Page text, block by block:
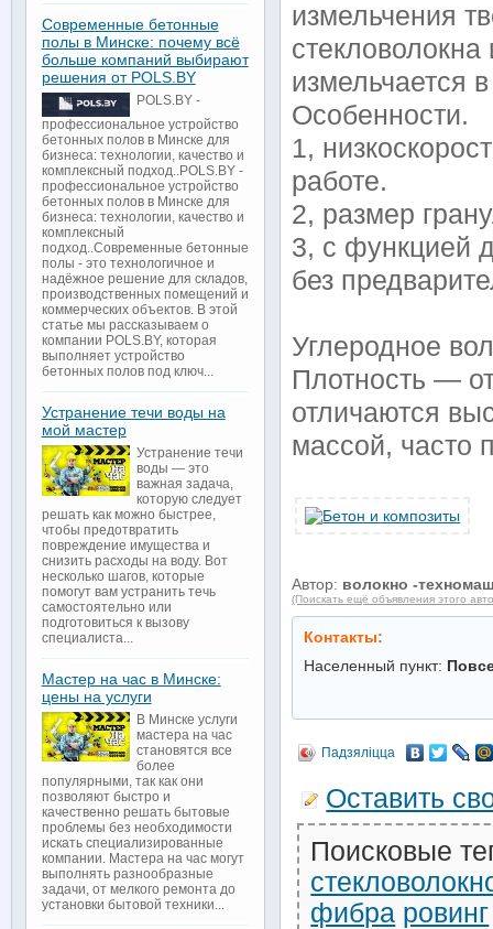
измель­чения
изме­льчается
Особенности.
1,
работе.
2, размер
3, с функцией
без
Углеродное
Плотность​ —
отлича­ются
массой, часто
Автор: волокно -
(Поискать ещё объявления этого
Контакты:
Населенный пункт:
Падзяліцца
Оставить
Поисковые
фибра ровинг
Современные бетонные
полы в Минске: почему всё
больше компаний выбирают
решения от POLS.BY
POLS.BY -
профессиональное устройство
бетонных полов в Минске для
бизнеса: технологии, качество и
комплексный подход..POLS.BY -
профессиональное устройство
бетонных полов в Минске для
бизнеса: технологии, качество и
комплексный
подход..Современные бетонные
полы - это технологичное и
надёжное решение для складов,
производственных помещений и
коммерческих объектов. В этой
статье мы рассказываем о
компании POLS.BY, которая
выполняет устройство
бетонных полов под ключ...
Устранение течи воды на
мой мастер
Устранение течи
воды — это
важная задача,
которую следует
решать как можно быстрее,
чтобы предотвратить
повреждение имущества и
снизить расходы на воду. Вот
несколько шагов, которые
помогут вам устранить течь
самостоятельно или
подготовиться к вызову
специалиста...
Мастер на час в Минске:
цены на услуги
В Минске услуги
мастера на час
становятся все
более
популярными, так как они
позволяют быстро и
качественно решать бытовые
проблемы без необходимости
искать специализированные
компании. Мастера на час могут
выполнять разнообразные
задачи, от мелкого ремонта до
установки бытовой техники...